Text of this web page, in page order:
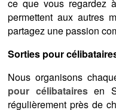
ce que vous regardez
permettent aux autres
partagez une passion
Sorties pour
Nous organisons
pour célibatairesen
régulièrement près de